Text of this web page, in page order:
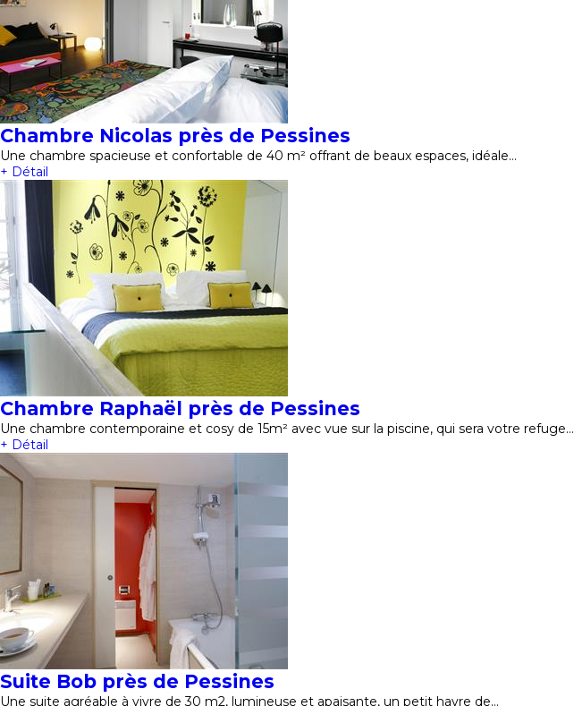
Chambre Nicolas près de Pessines
Une chambre spacieuse et confortable de 40 m² offrant de beaux espaces, idéale…
+ Détail
Chambre Raphaël près de Pessines
Une chambre contemporaine et cosy de 15m² avec vue sur la piscine, qui sera votre refuge…
+ Détail
Suite Bob près de Pessines
Une suite agréable à vivre de 30 m2, lumineuse et apaisante, un petit havre de…